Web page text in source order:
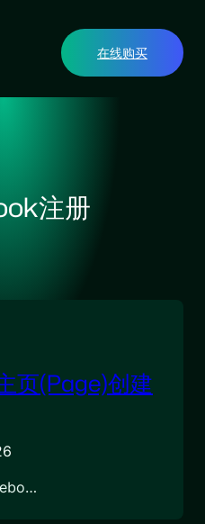
在线购买
注册
页(Page)创建